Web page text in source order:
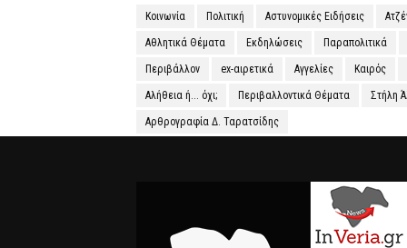
Κοινωνία Πολιτική Αστυνομικές Ειδήσεις
Αθλητικά Θέματα Εκδηλώσεις Παραπολιτικά
Περιβάλλον ex-αιρετικά Αγγελίες Καιρός
Αλήθεια ή... όχι; Περιβαλλοντικά Θέματα Στήλη
Αρθρογραφία Δ. Ταρατσίδης